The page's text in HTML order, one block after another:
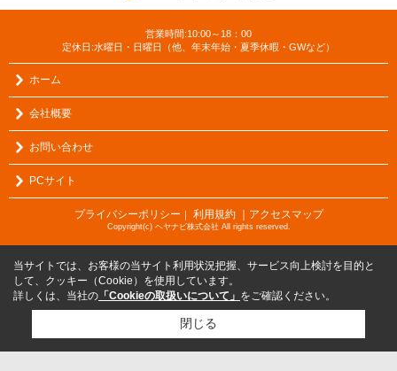
営業時間:10:00～18：00
定休日:水曜日・日曜日（他、年末年始・夏季休暇・GWなど）
ホーム
会社概要
お問い合わせ
PCサイト
プライバシーポリシー 利用規約 ｜アクセスマップ
Copyright(c) ヘヤナビ株式会社 All rights reserved.
当サイトでは、お客様の当サイト利用状況把握、サービス向上検討を目的と
して、クッキー（Cookie）を使用しています。
詳しくは、当社の 「Cookieの取扱いについて」 をご確認ください。
閉じる